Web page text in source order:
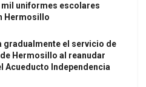
mil uniformes escolares
Hermosillo
gradualmente el servicio de
Hermosillo al reanudar
Acueducto Independencia